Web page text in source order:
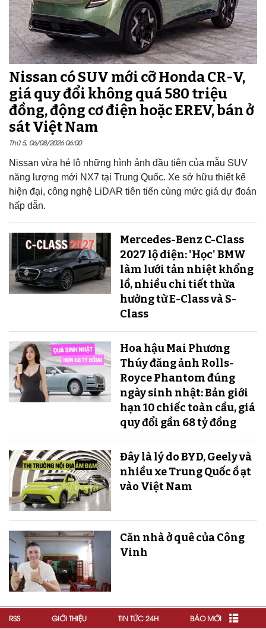
Nissan có SUV mới cỡ Honda CR-V,
giá quy đổi không quá 580 triệu
đồng, động cơ điện hoặc EREV, bán ở
sát Việt Nam
Thứ 5, 06/08/2026 06:00
Nissan vừa hé lộ những hình ảnh đầu tiên của mẫu SUV
năng lượng mới NX7 tại Trung Quốc. Xe sở hữu thiết kế
hiện đại, công nghệ LiDAR tiên tiến cùng mức giá dự đoán
hấp dẫn.
Mercedes-Benz C-Class
2027 lộ diện: 'Học' BMW
làm lưới tản nhiệt khổng
lồ, nhiều chi tiết thừa
hưởng từ E-Class và S-
Class
Hoa hậu Mai Phương
Thúy đăng ảnh Rolls-
Royce Phantom đúng
ngày sinh nhật: Bản giới
hạn 10 chiếc toàn cầu, giá
quy đổi gần 68 tỷ đồng
Đây là lý do BYD, Geely và
nhiều xe Trung Quốc ồ ạt
vào Việt Nam
Căn nhà ở quê của Công
Vinh
RSS GIỚI THIỆU TIN TỨC 24H BÁO MỚI